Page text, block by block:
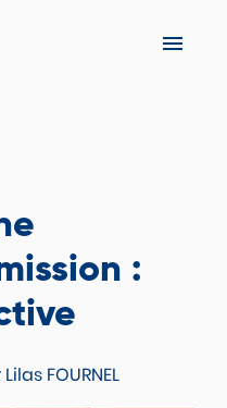
:
Lilas FOURNEL